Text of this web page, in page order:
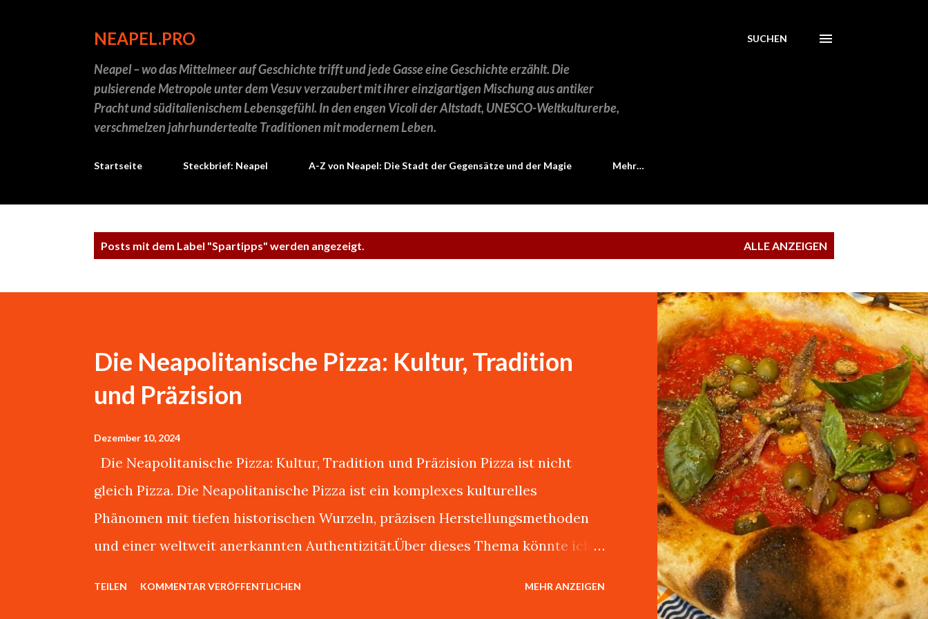
NEAPEL.PRO
Neapel – wo das Mittelmeer auf Geschichte trifft und jede Gasse eine Geschichte erzählt. Die
pulsierende Metropole unter dem Vesuv verzaubert mit ihrer einzigartigen Mischung aus antiker
Pracht und süditalienischem Lebensgefühl. In den engen Vicoli der Altstadt, UNESCO-Weltkulturerbe,
verschmelzen jahrhundertealte Traditionen mit modernem Leben.
SUCHEN
Startseite Steckbrief: Neapel A-Z von Neapel: Die Stadt der Gegensätze und der Magie Mehr…
s
Posts mit dem Label "Spartipps" werden angezeigt. ALLE ANZEIGEN
Die Neapolitanische Pizza: Kultur, Tradition
und Präzision
Dezember 10, 2024
Die Neapolitanische Pizza: Kultur, Tradition und Präzision Pizza ist nicht
gleich Pizza. Die Neapolitanische Pizza ist ein komplexes kulturelles
Phänomen mit tiefen historischen Wurzeln, präzisen Herstellungsmethoden
und einer weltweit anerkannten Authentizität.Über dieses Thema könnte ich
TEILEN KOMMENTAR VERÖFFENTLICHEN MEHR ANZEIGEN